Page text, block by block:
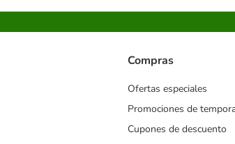
Compras
Ofertas especiales
Promociones de
Cupones de descuento